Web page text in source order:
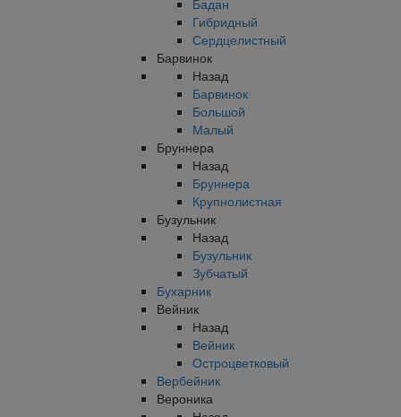
Бадан
Гибридный
Сердцелистный
Барвинок
Назад
Барвинок
Большой
Малый
Бруннера
Назад
Бруннера
Крупнолистная
Бузульник
Назад
Бузульник
Зубчатый
Бухарник
Вейник
Назад
Вейник
Остроцветковый
Вербейник
Вероника